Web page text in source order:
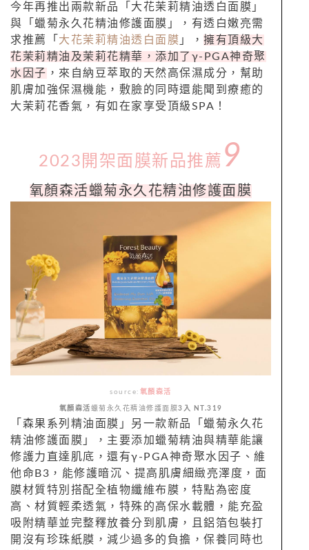
今年再推出兩款新品「大花茉莉精油透白面膜」
與「蠟菊永久花精油修護面膜」，有透白嫩亮需
求推薦「 大花茉莉精油透白面膜 」， 擁有頂級大
花茉莉精油及茉莉花精華，添加了γ-PGA神奇聚
水因子 ，來自納豆萃取的天然高保濕成分，幫助
肌膚加強保濕機能，敷臉的同時還能聞到療癒的
大茉莉花香氣，有如在家享受頂級SPA！
2023開架面膜新品推薦 9
氧顏森活蠟菊永久花精油修護面膜
source: 氧顏 森活
氧顏 森活 蠟菊永久花精油修護面膜3入 NT.319
「 森果系列精油面膜」另一款新品「蠟菊永久花
精油修護面膜」，主要添加蠟菊精油與精華能讓
修護力直達肌底，還有γ-PGA神奇聚水因子、維
他命B3，能修護暗沉、提高肌膚細緻亮澤度，面
膜材質特別搭配全植物纖維布膜，特點為密度
高、 材質輕柔透氣，特殊的高保水載體， 能充盈
吸附精華並完整釋放養分到肌膚，且鋁箔包裝打
開沒有珍珠紙膜， 減少過多的負擔，保養同時也